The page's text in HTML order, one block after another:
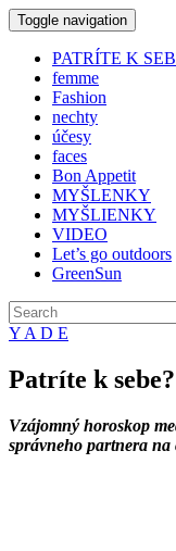
Toggle navigation
PATRÍTE K
femme
Fashion
nechty
účesy
faces
Bon Appetit
MYŠLENKY
MYŠLIENKY
VIDEO
Let’s go outdoors
GreenSun
Y A D E
Patríte k sebe?
Vzájomný horoskop
správneho partnera na